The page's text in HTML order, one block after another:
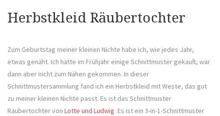
Herbstkleid Räubertochter
Zum Geburtstag meiner kleinen Nichte habe ich, wie jedes Jahr,
etwas genäht. Ich hatte im Frühjahr einige Schnittmuster gekauft, war
dann aber nicht zum Nähen gekommen. In dieser
Schnittmustersammlung fand ich ein Herbstkleid mit Weste, das gut
zu meiner kleinen Nichte passt. Es ist das Schnittmuster
Räubertochter von Lotte und Ludwig. Es ist ein 3-in-1-Schnittmuster